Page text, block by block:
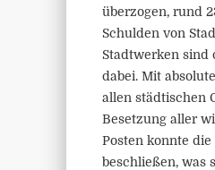
überzogen, rund
Schulden von
Stadtwerken sind
dabei. Mit
allen städtischen
Besetzung aller
Posten konnte die
beschließen, was